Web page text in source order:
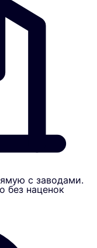
с заводами.
без наценок